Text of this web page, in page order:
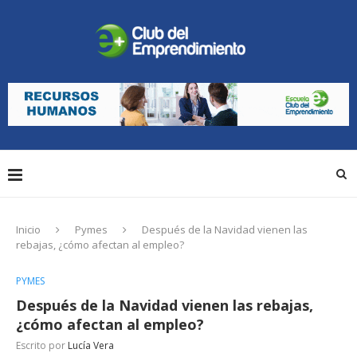
Inicio Pymes
Después de la Navidad vienen las
rebajas, ¿cómo afectan al empleo?
PYMES
Después de la Navidad vienen las rebajas,
¿cómo afectan al empleo?
Escrito por Lucía Vera